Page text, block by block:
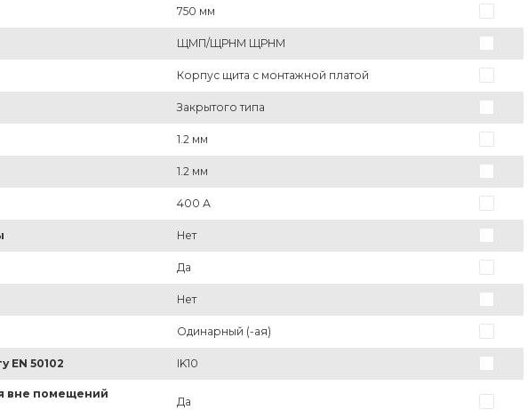
750 мм
ЩМП/ЩРНМ ЩРНМ
Корпус щита с монтажной платой
Закрытого типа
1.2 мм
1.2 мм
400 А
Нет
Да
Нет
Одинарный (-ая)
EN 50102 IK10
вне помещений
Да